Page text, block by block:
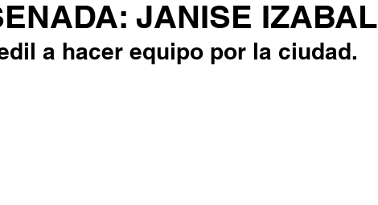
JANISE IZABAL
a hacer equipo por la ciudad.